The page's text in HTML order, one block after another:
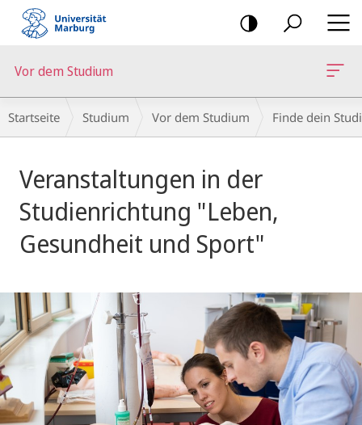
Mobile-
Navigation
Vor dem Studium
Breadcrumb-
Navigation
Startseite Studium Vor dem Studium Finde dein
Veranstaltungen in der
Studienrichtung "Leben,
Gesundheit und Sport"